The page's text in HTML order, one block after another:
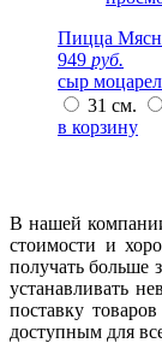
Пицца
949 руб.
сыр
31 см.
в корзину
В нашей
стоимости и
получать больше
устанавливать
поставку
доступным для